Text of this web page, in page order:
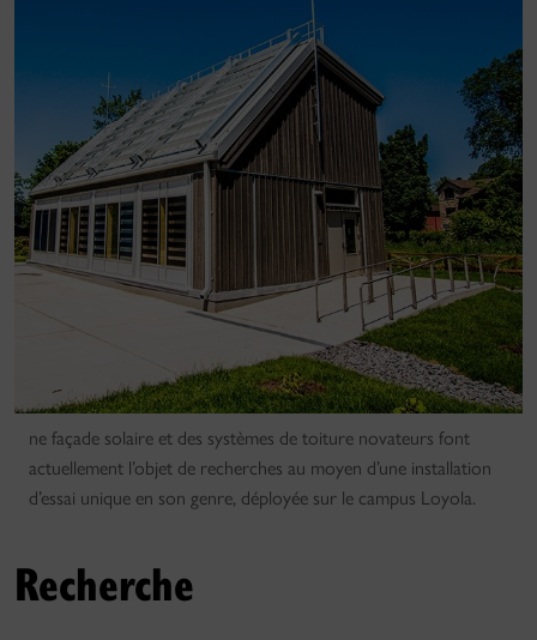
ne façade solaire et des systèmes de toiture novateurs font
actuellement l’objet de recherches au moyen d’une installation
d’essai unique en son genre, déployée sur le campus Loyola.
Recherche